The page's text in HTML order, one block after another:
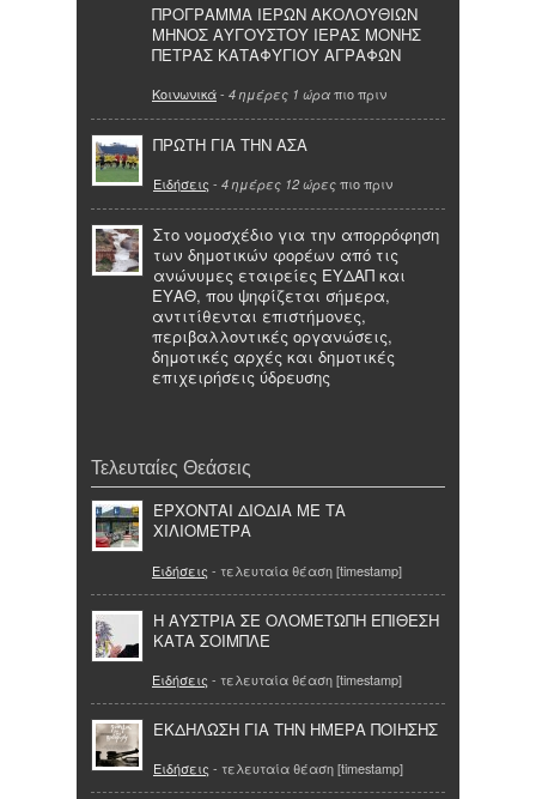
ΠΡΟΓΡΑΜΜΑ ΙΕΡΩΝ ΑΚΟΛΟΥΘΙΩΝ
ΜΗΝΟΣ ΑΥΓΟΥΣΤΟΥ ΙΕΡΑΣ ΜΟΝΗΣ
ΠΕΤΡΑΣ ΚΑΤΑΦΥΓΙΟΥ ΑΓΡΑΦΩΝ
Κοινωνικά- 4 ημέρες 1 ώρα πιο πριν
ΠΡΩΤΗ ΓΙΑ ΤΗΝ ΑΣΑ
Ειδήσεις - 4 ημέρες 12 ώρες πιο πριν
Στο νομοσχέδιο για την απορρόφηση
των δημοτικών φορέων από τις
ανώνυμες εταιρείες ΕΥΔΑΠ και
ΕΥΑΘ, που ψηφίζεται σήμερα,
αντιτίθενται επιστήμονες,
περιβαλλοντικές οργανώσεις,
δημοτικές αρχές και δημοτικές
επιχειρήσεις ύδρευσης
Τελευταίες Θεάσεις
ΈΡΧΟΝΤΑΙ ΔΙΟΔΙΑ ΜΕ ΤΑ
ΧΙΛΙΟΜΕΤΡΑ
Ειδήσεις - τελευταία θέαση [timestamp]
Η ΑΥΣΤΡΙΑ ΣΕ ΟΛΟΜΕΤΩΠΗ ΕΠΙΘΕΣΗ
ΚΑΤΑ ΣΟΙΜΠΛΕ
Ειδήσεις - τελευταία θέαση [timestamp]
ΕΚΔΗΛΩΣΗ ΓΙΑ ΤΗΝ ΗΜΕΡΑ ΠΟΙΗΣΗΣ
Ειδήσεις - τελευταία θέαση [timestamp]